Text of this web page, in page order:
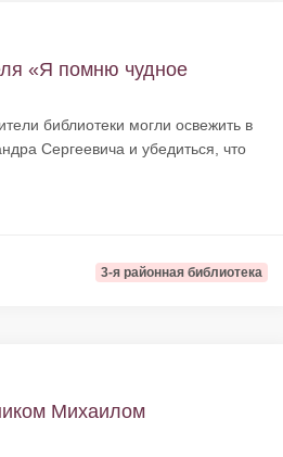
«Я помню чудное
библиотеки могли освежить в
Сергеевича и убедиться, что
3-я районная библиотека
Михаилом